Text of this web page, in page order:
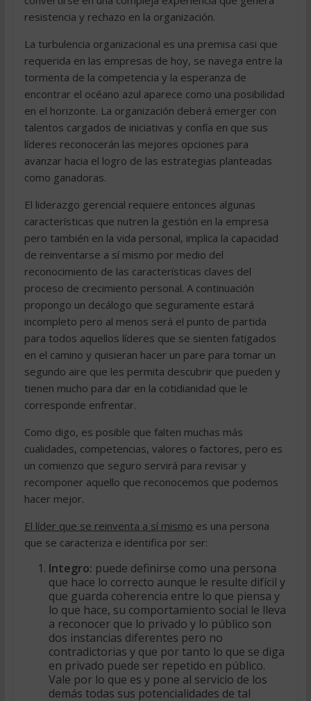
resistencia y rechazo en la organización.
La turbulencia organizacional es una premisa casi que
requerida en las empresas de hoy, se navega entre la
tormenta de la competencia y la esperanza de
encontrar el océano azul aparece como una posibilidad
en el horizonte. La organización deberá emerger con
talentos cargados de iniciativas y confía en que sus
líderes reconocerán las mejores opciones para
avanzar hacia el logro de las estrategias planteadas
como ganadoras.
El liderazgo gerencial requiere entonces algunas
características que nutren la gestión en la empresa
pero también en la vida personal, implica la capacidad
de reinventarse a sí mismo por medio del
reconocimiento de las características claves del
proceso de crecimiento personal. A continuación
propongo un decálogo que seguramente estará
incompleto pero al menos será el punto de partida
para todos aquellos líderes que se sienten fatigados
en el camino y quisieran hacer un pare para tomar un
segundo aire que les permita descubrir que pueden y
tienen mucho para dar en la cotidianidad que le
corresponde enfrentar.
Como digo, es posible que falten muchas más
cualidades, competencias, valores o factores, pero es
un comienzo que seguro servirá para revisar y
recomponer aquello que reconocemos que podemos
hacer mejor.
El líder que se reinventa a sí mismo es una persona
que se caracteriza e identifica por ser:
Integro: puede definirse como una persona
que hace lo correcto aunque le resulte difícil y
que guarda coherencia entre lo que piensa y
lo que hace, su comportamiento social le lleva
a reconocer que lo privado y lo público son
dos instancias diferentes pero no
contradictorias y que por tanto lo que se diga
en privado puede ser repetido en público.
Vale por lo que es y pone al servicio de los
demás todas sus potencialidades de tal